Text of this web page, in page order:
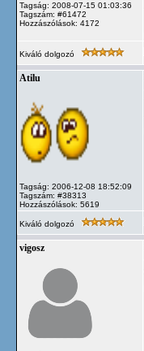
Tagság: 2008-07-15 01:03:36
Tagszám: #61472
Hozzászólások: 4172
Kiváló dolgozó
Atilu
Tagság: 2006-12-08 18:52:09
Tagszám: #38313
Hozzászólások: 5619
Kiváló dolgozó
vigosz